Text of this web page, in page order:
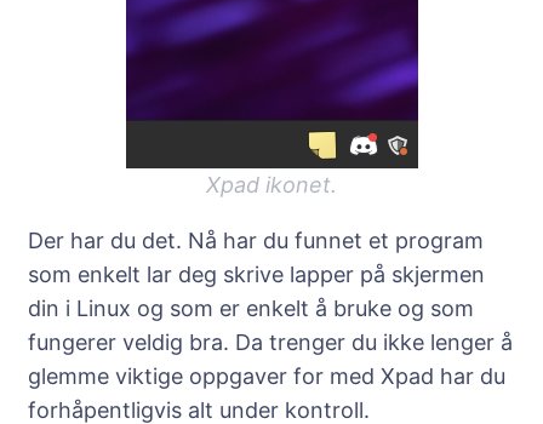
Xpad ikonet.
Der har du det. Nå har du funnet et program
som enkelt lar deg skrive lapper på skjermen
din i Linux og som er enkelt å bruke og som
fungerer veldig bra. Da trenger du ikke lenger å
glemme viktige oppgaver for med Xpad har du
forhåpentligvis alt under kontroll.